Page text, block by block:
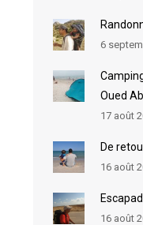
6
Oued
17 août
De
16 août
16 août